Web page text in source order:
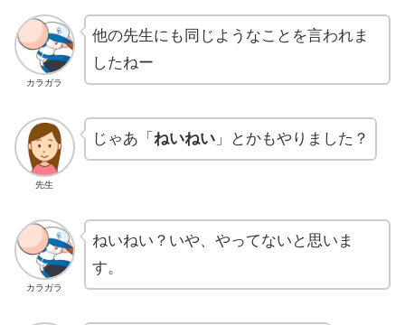
カラガラ
他の先生にも同じようなことを言われま
したねー
先生
じゃあ「 ねいねい」とかもやりました？
カラガラ
ねいねい？いや、やってないと思いま
す。